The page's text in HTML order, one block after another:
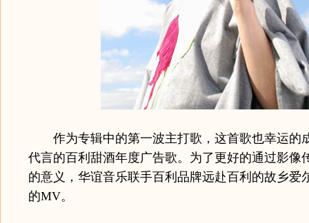
作为专辑中的第一波主打歌，这首歌也幸运的
代言的百利甜酒年度广告歌。为了更好的通过影像
的意义，华谊音乐联手百利品牌远赴百利的故乡爱
的MV。